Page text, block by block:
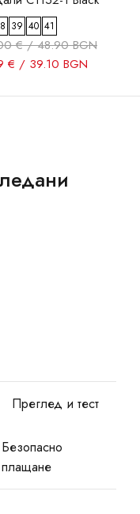
39 40 41
€ / 48.90 BGN
€ / 39.10 BGN
Преглед и тест
Безопасно
плащане